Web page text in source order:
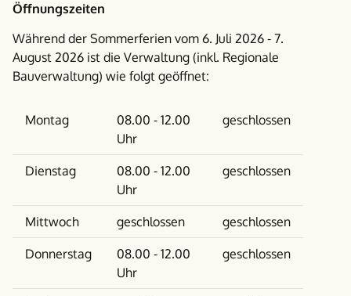
Öffnungszeiten
Während der Sommerferien vom 6. Juli 2026 - 7.
August 2026 ist die Verwaltung (inkl. Regionale
Bauverwaltung) wie folgt geöffnet:
Wochentag Vormittag Nachmittag
Montag
08.00 - 12.00
Uhr
geschlossen
Dienstag
08.00 - 12.00
Uhr
geschlossen
Mittwoch geschlossen geschlossen
Donnerstag
08.00 - 12.00
Uhr
geschlossen